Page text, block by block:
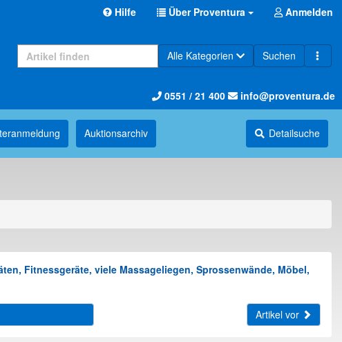
Hilfe Über Proventura Anmelden
Alle Kategorien Suchen
0551 / 21 400 info@proventura.de
Auktions­archiv Detailsuche
Fitnessgeräte, viele Massageliegen, Sprossenwände, Möbel,
Artikel vor